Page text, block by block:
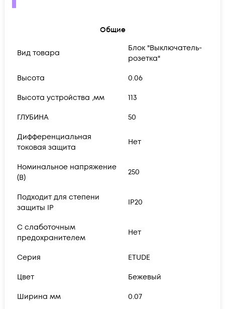
Общие
Вид товара
Блок "Выключатель-
розетка"
Высота 0.06
Высота устройства ,мм 113
ГЛУБИНА 50
Дифференциальная
токовая защита
Нет
Номинальное напряжение
(В)
250
Подходит для степени
защиты IP
IP20
С слаботочным
предохранителем
Нет
Серия ETUDE
Цвет Бежевый
Ширина мм 0.07